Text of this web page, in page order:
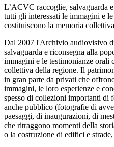
L’ACVC raccoglie, salvaguarda
tutti gli interessati le immagini e
costituiscono la memoria
Dal 2007 l'Archivio audiovisivo
salvaguarda e riconsegna alla
immagini e le testimonianze orali
collettiva della regione. Il
in gran parte da privati che
immagini, le loro esperienze e
spesso di collezioni importanti di
anche pubblico (fotografie di
paesaggi, di inaugurazioni, di
che ritraggono momenti della
o la costruzione di edifici e